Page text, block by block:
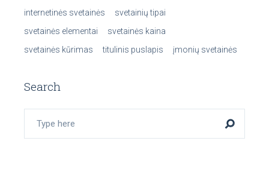
internetinės svetainės
svetainių tipai
svetainės elementai
svetainės kaina
svetainės kūrimas
titulinis puslapis įmonių svetainės
Search